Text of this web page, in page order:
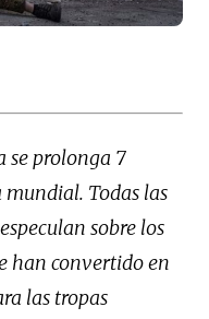
se prolonga 7
mundial. Todas las
sobre los
han convertido en
las tropas